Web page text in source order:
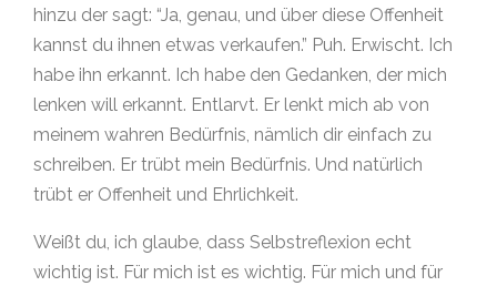
hinzu der sagt: “Ja, genau, und über diese Offenheit
kannst du ihnen etwas verkaufen.” Puh. Erwischt. Ich
habe ihn erkannt. Ich habe den Gedanken, der mich
lenken will erkannt. Entlarvt. Er lenkt mich ab von
meinem wahren Bedürfnis, nämlich dir einfach zu
schreiben. Er trübt mein Bedürfnis. Und natürlich
trübt er Offenheit und Ehrlichkeit.
Weißt du, ich glaube, dass Selbstreflexion echt
wichtig ist. Für mich ist es wichtig. Für mich und für